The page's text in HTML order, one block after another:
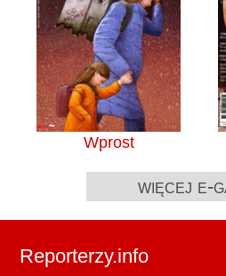
Wprost
więcej e-
Reporterzy.info